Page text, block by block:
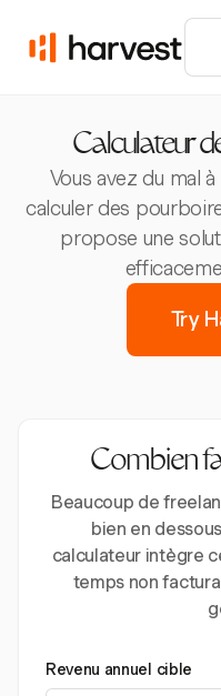
Calculateur
Vous avez du mal
calculer des
propose une
Try
Combien
Beaucoup de
bien en
calculateur intègre
temps non
Revenu annuel cible